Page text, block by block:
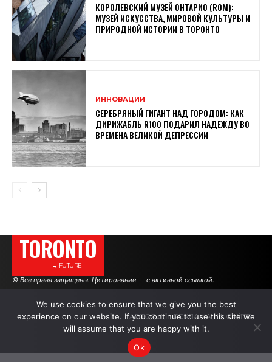
КОРОЛЕВСКИЙ МУЗЕЙ ОНТАРИО (ROM):
МУЗЕЙ ИСКУССТВА, МИРОВОЙ КУЛЬТУРЫ И
ПРИРОДНОЙ ИСТОРИИ В ТОРОНТО
ИННОВАЦИИ
СЕРЕБРЯНЫЙ ГИГАНТ НАД ГОРОДОМ: КАК
ДИРИЖАБЛЬ R100 ПОДАРИЛ НАДЕЖДУ ВО
ВРЕМЕНА ВЕЛИКОЙ ДЕПРЕССИИ
TORONTO
———→ FUTURE
© Все права защищены. Цитирование — с активной ссылкой.
АВТОРЫ РЕКЛАМА НА САЙТЕ
We use cookies to ensure that we give you the best
experience on our website. If you continue to use this site we
will assume that you are happy with it.
Ok